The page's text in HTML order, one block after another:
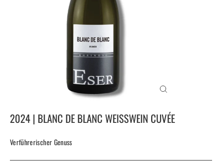
2024 | BLANC DE BLANC WEISSWEIN CUVÉE
Verführerischer Genuss